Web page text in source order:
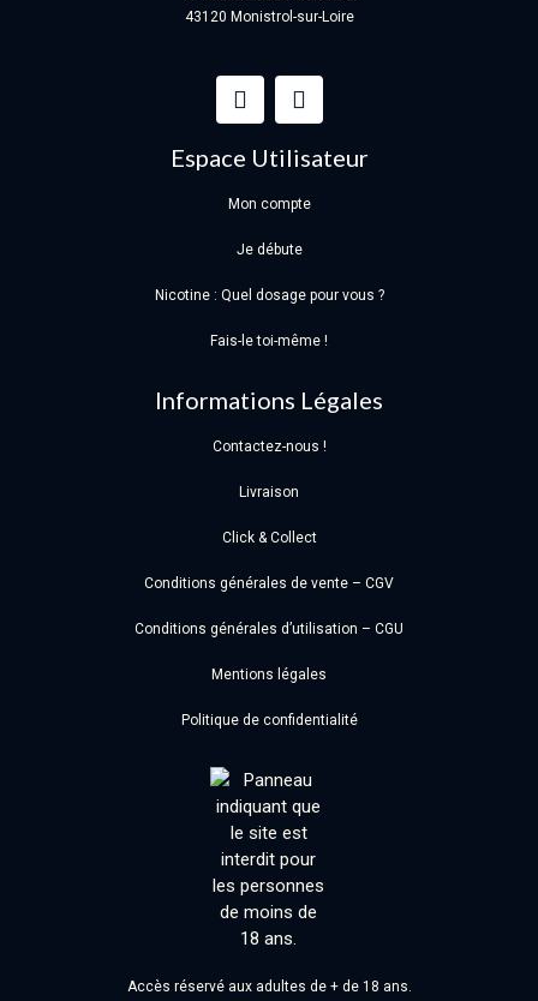
43120 Monistrol-sur-Loire
Espace Utilisateur
Mon compte
Je débute
Nicotine : Quel dosage pour vous ?
Fais-le toi-même !
Informations Légales
Contactez-nous !
Livraison
Click & Collect
Conditions générales de vente – CGV
Conditions générales d’utilisation – CGU
Mentions légales
Politique de confidentialité
Accès réservé aux adultes de + de 18 ans.